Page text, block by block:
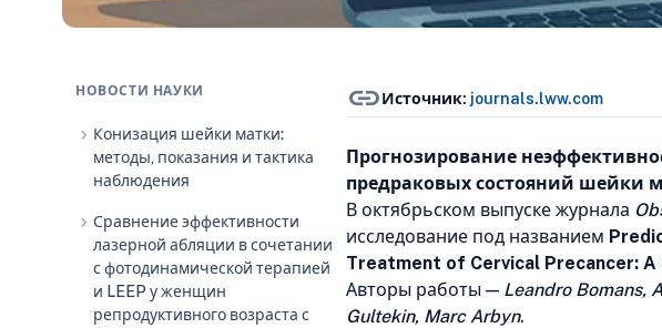
НОВОСТИ НАУКИ
chevron_right Конизация шейки матки:
методы, показания и тактика
наблюдения
chevron_right Сравнение эффективности
лазерной абляции в сочетании
с фотодинамической терапией
и LEEP у женщин
репродуктивного возраста с
linkИсточник: journals.lww.com
Прогнозирование
предраковых состояний шейки
В октябрьском выпуске журнала
исследование под названием
Treatment of Cervical Precancer:
Авторы работы — Leandro Bomans,
Gultekin, Marc Arbyn.